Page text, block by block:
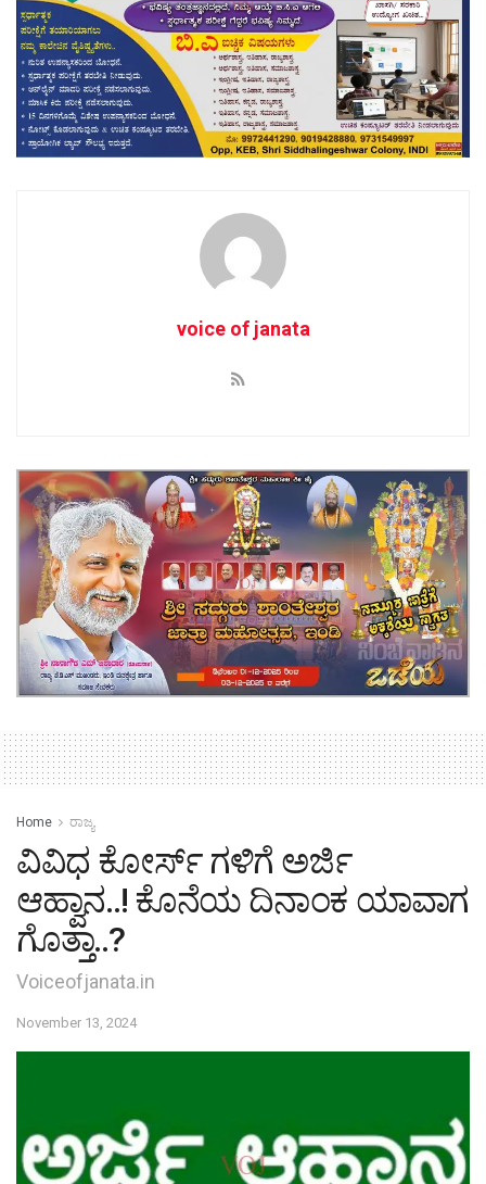
voice of janata
Home ರಾಜ್ಯ
ವಿವಿಧ ಕೋರ್ಸ್ ಗಳಿಗೆ ಅರ್ಜಿ
ಆಹ್ವಾನ..! ಕೊನೆಯ ದಿನಾಂಕ ಯಾವಾಗ
ಗೊತ್ತಾ..?
Voiceofjanata.in
November 13, 2024